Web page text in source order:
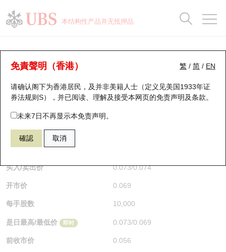
本结构性产品并无抵押品
繁 / 简 / EN
免責聲明（香港）
请确认阁下为香港居民，及并非美籍人士（定义见美国1933年证
券法规则S），并已阅读、理解及接受本网页的免责声明及条款。
未来7日不再显示本免责声明。
確認 取消
牛熊证分析仪
表现 街货统计 比较
67172 瑞银熊证 HSI 恒生指数
$0.073 0.017
买入/卖出价 0.073/0.074
开市价 0.069
每手股数 10,000
是日最高/最低价 即时 0.073/0.069
前收市价 0.056
瑞银认股证一览
新发行瑞银认股证
即将到期认股证
认股证到期结算价查找
认股证分析仪
认股证速算机
认股证/牛熊证日志
街货统计
比较
牛熊全景快搜
牛熊证搜寻
牛熊证街货分布图
正股牛熊证列表
新发行瑞银牛熊证
已收回牛熊证剩余价值
牛熊证到期结算价查找
街货统计
比较
十大升幅/跌幅
十大认股证成交分布
十天股证占大市成交
资金流
街货统计
三十大平均引伸波幅
正股分析仪
二十大活跃股份
恒指成份股
国指成份股
科指成份股
相关资产沽空
中资ETFs溢价比较
持股比重
显示所有持股比重
每月轮证大市专题
轮证专栏
讲座及教育短片
认股证投资者教育
牛熊证投资者教育
认股证牛熊证常问问题